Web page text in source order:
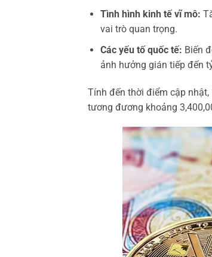
Tình hình kinh tế vĩ mô:
vai trò quan trọng.
Các yếu tố quốc tế: Biến
ảnh hưởng gián tiếp đến
Tính đến thời điểm cập nhật,
tương đương khoảng